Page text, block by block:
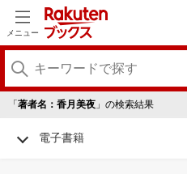
メニュー
「 著者名：香月美夜 」の検索結果
電子書籍